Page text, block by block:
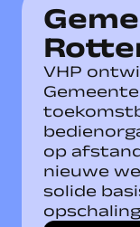
VHP
op
nieuwe
solide